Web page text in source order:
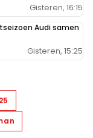
Gisteren, 16:15
Audi samen
Gisteren, 15:25